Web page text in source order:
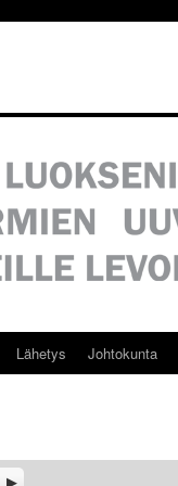
Lähetys Johtokunta
Previous
Seuraava